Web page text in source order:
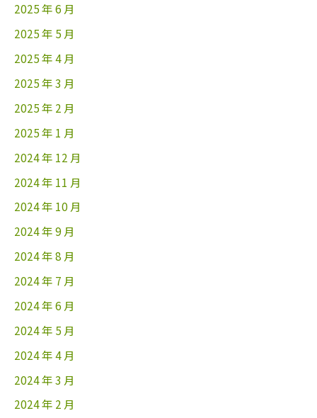
2025 年 6 月
2025 年 5 月
2025 年 4 月
2025 年 3 月
2025 年 2 月
2025 年 1 月
2024 年 12 月
2024 年 11 月
2024 年 10 月
2024 年 9 月
2024 年 8 月
2024 年 7 月
2024 年 6 月
2024 年 5 月
2024 年 4 月
2024 年 3 月
2024 年 2 月